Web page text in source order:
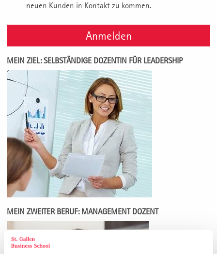
neuen Kunden in Kontakt zu kommen.
Anmelden
MEIN ZIEL: SELBSTÄNDIGE DOZENTIN FÜR LEADERSHIP
MEIN ZWEITER BERUF: MANAGEMENT DOZENT